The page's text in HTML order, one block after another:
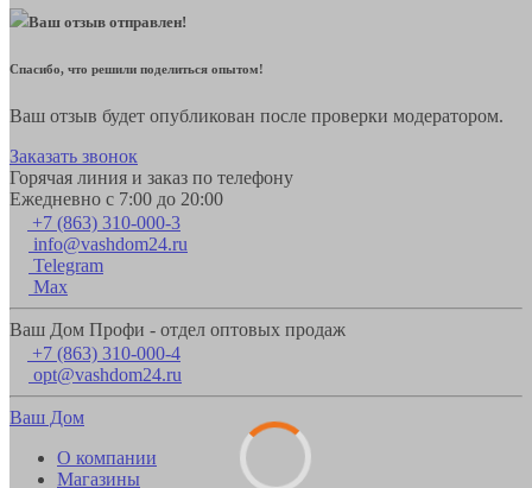
Ваш отзыв отправлен!
Спасибо, что решили поделиться опытом!
Ваш отзыв будет опубликован после проверки модератором.
Заказать звонок
Горячая линия и заказ по телефону
Ежедневно с 7:00 до 20:00
+7 (863) 310-000-3
info@vashdom24.ru
Telegram
Max
Ваш Дом Профи - отдел оптовых продаж
+7 (863) 310-000-4
opt@vashdom24.ru
Ваш Дом
О компании
Магазины